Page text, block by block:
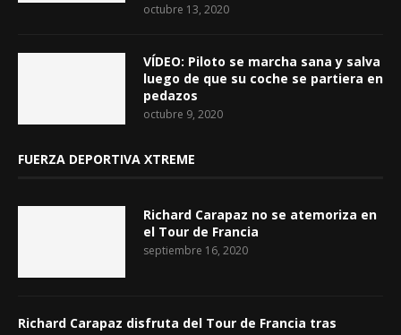
octubre 13, 2020
VÍDEO: Piloto se marcha sana y salva
luego de que su coche se partiera en
pedazos
octubre 9, 2020
FUERZA DEPORTIVA XTREME
Richard Carapaz no se atemoriza en
el Tour de Francia
septiembre 16, 2020
Richard Carapaz disfruta del Tour de Francia tras